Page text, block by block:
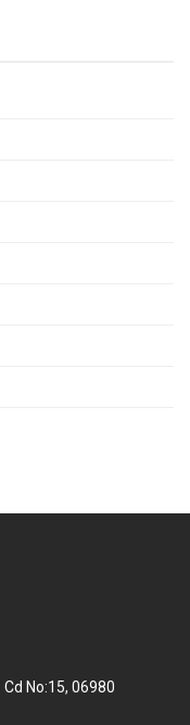
No:15, 06980